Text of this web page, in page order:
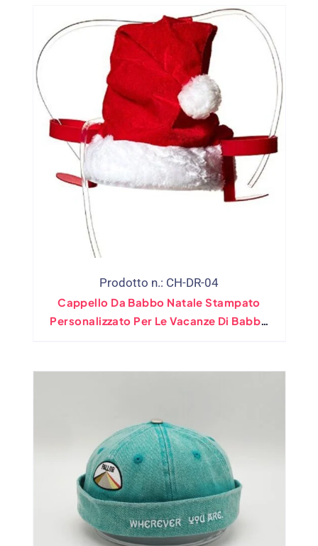
Prodotto n.: CH-DR-04
Cappello Da Babbo Natale Stampato
Personalizzato Per Le Vacanze Di Babbo